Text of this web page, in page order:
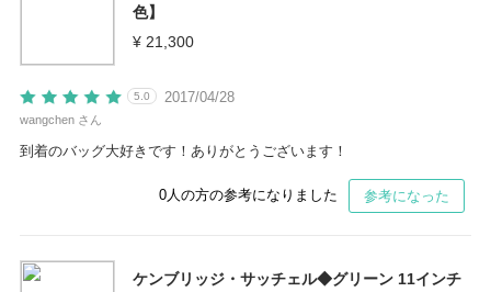
色】
¥ 21,300
2017/04/28
5.0
wangchen さん
到着のバッグ大好きです！ありがとうございます！
0人の方の参考になりました 参考になった
ケンブリッジ・サッチェル◆グリーン 11インチ